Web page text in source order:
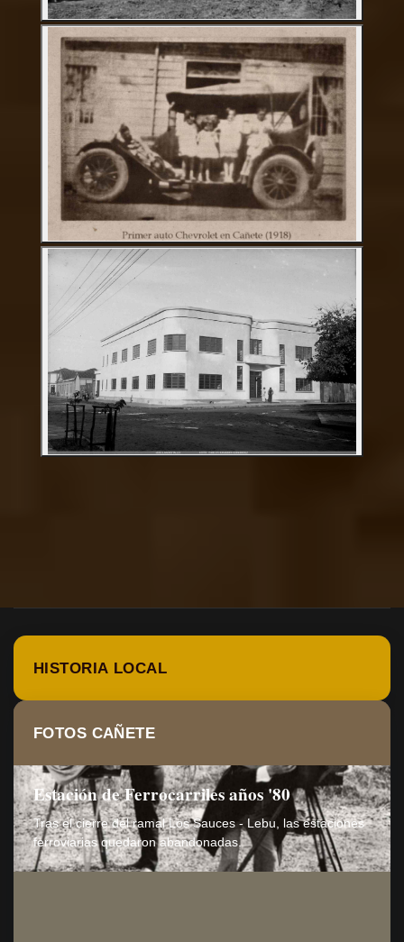
HISTORIA LOCAL
FOTOS CAÑETE
Estación de Ferrocarriles años '80
Tras el cierre del ramal Los Sauces - Lebu, las estaciones
ferroviarias quedaron abandonadas.